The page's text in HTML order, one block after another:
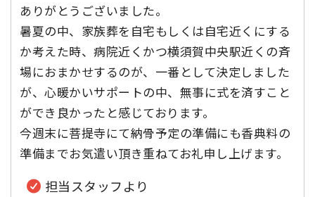
ありがとうございました。
暑夏の中、家族葬を自宅もしくは自宅近くにする
か考えた時、病院近くかつ横須賀中央駅近くの斉
場におまかせするのが、一番として決定しました
が、心暖かいサポートの中、無事に式を済すこと
ができ良かったと感じております。
今週末に菩提寺にて納骨予定の準備にも香典料の
準備までお気遣い頂き重ねてお礼申し上げます。
担当スタッフより